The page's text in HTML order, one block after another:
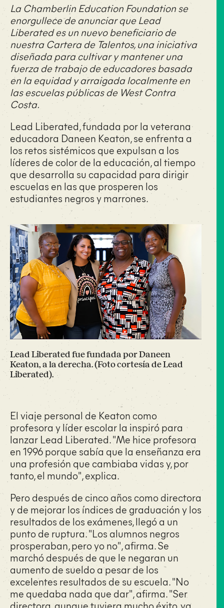
La Chamberlin Education Foundation se
enorgullece de anunciar que Lead
Liberated es un nuevo beneficiario de
nuestra Cartera de Talentos, una iniciativa
diseñada para cultivar y mantener una
fuerza de trabajo de educadores basada
en la equidad y arraigada localmente en
las escuelas públicas de West Contra
Costa.
Lead Liberated, fundada por la veterana
educadora Daneen Keaton, se enfrenta a
los retos sistémicos que expulsan a los
líderes de color de la educación, al tiempo
que desarrolla su capacidad para dirigir
escuelas en las que prosperen los
estudiantes negros y marrones.
Lead Liberated fue fundada por Daneen
Keaton, a la derecha. (Foto cortesía de Lead
Liberated).
El viaje personal de Keaton como
profesora y líder escolar la inspiró para
lanzar Lead Liberated. "Me hice profesora
en 1996 porque sabía que la enseñanza era
una profesión que cambiaba vidas y, por
tanto, el mundo", explica.
Pero después de cinco años como directora
y de mejorar los índices de graduación y los
resultados de los exámenes, llegó a un
punto de ruptura. "Los alumnos negros
prosperaban, pero yo no", afirma. Se
marchó después de que le negaran un
aumento de sueldo a pesar de los
excelentes resultados de su escuela. "No
me quedaba nada que dar", afirma. "Ser
directora, aunque tuviera mucho éxito, ya